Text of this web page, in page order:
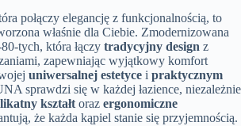
połączy elegancję z funkcjonalnością, to
właśnie dla Ciebie. Zmodernizowana
tych, która łączy tradycyjny design z
zapewniając wyjątkowy komfort
uniwersalnej estetyce i praktycznym
sprawdzi się w każdej łazience, niezależnie
kształt oraz ergonomiczne
że każda kąpiel stanie się przyjemnością.